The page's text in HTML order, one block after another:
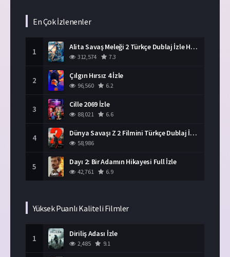
En Çok İzlenenler
1 Alita Savaş Meleği 2 Türkçe Dublaj İzle HD Film
312,574 7.3
2 Çılgın Hırsız 4 İzle
96,560 6.2
3 Cille 2069 İzle
88,021 6.6
4 Dünya Savaşı Z 2 Filmini Türkçe Dublaj İzle
58,986
5 Dayı 2: Bir Adamın Hikayesi Full İzle
42,761 6.9
Yüksek Puanlı Kaliteli Filmler
1 Diriliş Adası İzle
2,485 9.1